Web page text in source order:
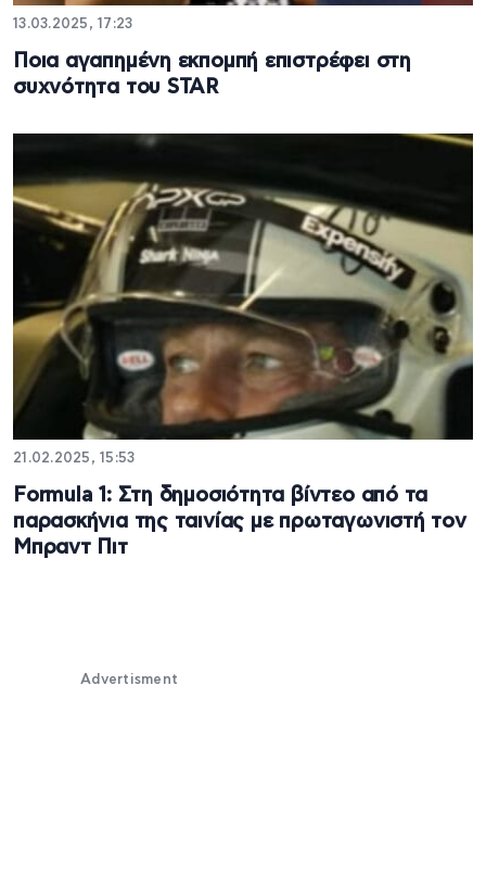
13.03.2025, 17:23
Ποια αγαπημένη εκπομπή επιστρέφει στη
συχνότητα του STAR
21.02.2025, 15:53
Formula 1: Στη δημοσιότητα βίντεο από τα
παρασκήνια της ταινίας με πρωταγωνιστή τον
Μπραντ Πιτ
Advertisment